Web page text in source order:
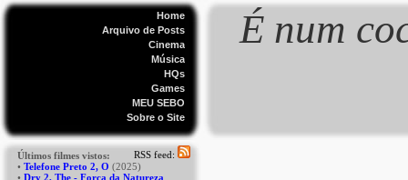
É num
Home
Arquivo de Posts
Cinema
Música
HQs
Games
MEU SEBO
Sobre o Site